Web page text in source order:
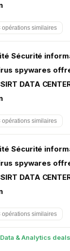
similaires
Sécurité
spywares
DATA
similaires
Sécurité
spywares
DATA
similaires
& Analytics